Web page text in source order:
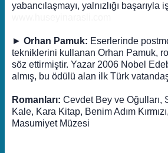
yabancılaşmayı, yalnızlığı başarıyla
► Orhan Pamuk: Eserlerinde
tekniklerini kullanan Orhan Pamuk,
söz ettirmiştir. Yazar 2006 Nobel
almış, bu ödülü alan ilk Türk
Romanları: Cevdet Bey ve Oğulları,
Kale, Kara Kitap, Benim Adım
Masumiyet Müzesi